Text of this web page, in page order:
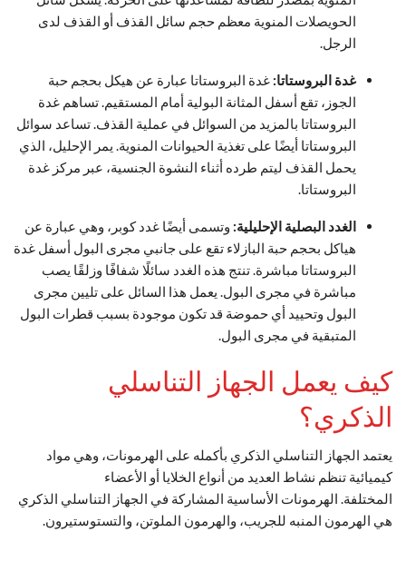
الحويصلات المنوية معظم حجم سائل القذف أو القذف لدى
الرجل.
غدة البروستاتا: غدة البروستاتا عبارة عن هيكل بحجم حبة
الجوز، تقع أسفل المثانة البولية أمام المستقيم. تساهم غدة
البروستاتا بالمزيد من السوائل في عملية القذف. تساعد سوائل
البروستاتا أيضًا على تغذية الحيوانات المنوية. يمر الإحليل، الذي
يحمل القذف ليتم طرده أثناء النشوة الجنسية، عبر مركز غدة
البروستاتا.
الغدد البصلية الإحليلية: وتسمى أيضًا غدد كوبر، وهي عبارة عن
هياكل بحجم حبة البازلاء تقع على جانبي مجرى البول أسفل غدة
البروستاتا مباشرة. تنتج هذه الغدد سائلًا شفافًا وزلقًا يصب
مباشرة في مجرى البول. يعمل هذا السائل على تليين مجرى
البول وتحييد أي حموضة قد تكون موجودة بسبب قطرات البول
المتبقية في مجرى البول.
كيف يعمل الجهاز التناسلي
الذكري؟
يعتمد الجهاز التناسلي الذكري بأكمله على الهرمونات، وهي مواد
كيميائية تنظم نشاط العديد من أنواع الخلايا أو الأعضاء
المختلفة. الهرمونات الأساسية المشاركة في الجهاز التناسلي الذكري
هي الهرمون المنبه للجريب، والهرمون الملوتن، والتستوستيرون.